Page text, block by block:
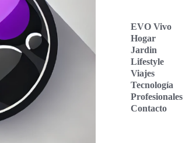
EVO Vivo
Hogar
Jardin
Lifestyle
Viajes
Tecnología
Profesionales
Contacto